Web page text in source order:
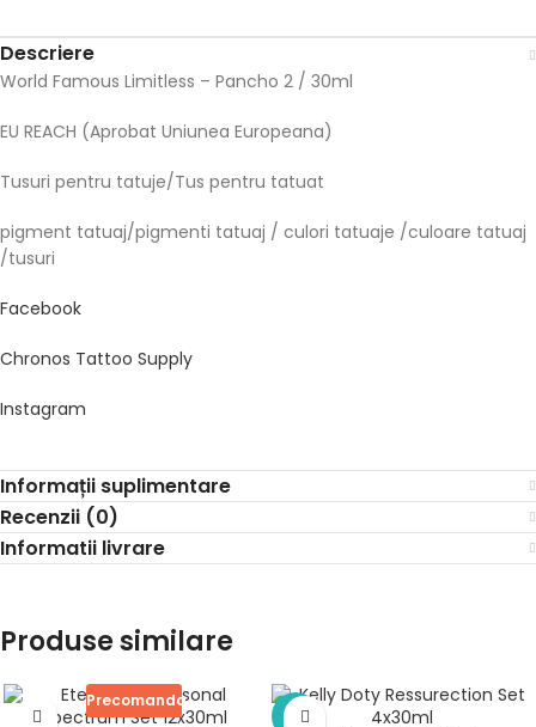
Descriere
World Famous Limitless – Pancho 2 / 30ml
EU REACH (Aprobat Uniunea Europeana)
Tusuri pentru tatuje/Tus pentru tatuat
pigment tatuaj/pigmenti tatuaj / culori tatuaje /culoare tatuaj
/tusuri
Facebook
Chronos Tattoo Supply
Instagram
Informații suplimentare
Recenzii (0)
Informatii livrare
Produse similare
Precomanda
-5%